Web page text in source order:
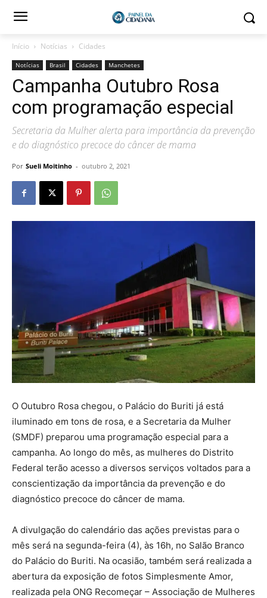
Início Notícias Cidades
Notícias Brasil Cidades Manchetes
Campanha Outubro Rosa
com programação especial
Secretaria da Mulher alerta para importância da prevenção
e do diagnóstico precoce do câncer de mama
Por Sueli Moitinho - outubro 2, 2021
O Outubro Rosa chegou, o Palácio do Buriti já está
iluminado em tons de rosa, e a Secretaria da Mulher
(SMDF) preparou uma programação especial para a
campanha. Ao longo do mês, as mulheres do Distrito
Federal terão acesso a diversos serviços voltados para a
conscientização da importância da prevenção e do
diagnóstico precoce do câncer de mama.
A divulgação do calendário das ações previstas para o
mês será na segunda-feira (4), às 16h, no Salão Branco
do Palácio do Buriti. Na ocasião, também será realizada a
abertura da exposição de fotos Simplesmente Amor,
realizada pela ONG Recomeçar – Associação de Mulheres